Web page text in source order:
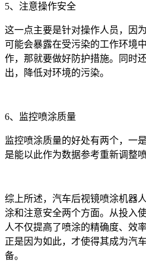
5、注意操作安全
这一点主要是针对操作人员，因
可能会暴露在受污染的工作环境
作，那就要做好防护措施。同时
出，降低对环境的污染。
6、监控喷涂质量
监控喷涂质量的好处有两个，一
是能以此作为数据参考重新调整
综上所述，汽车后视镜喷涂机器
涂和注意安全两个方面。从投入
人不仅提高了喷涂的精确度、效
正是因为如此，才使得其成为汽
备。‍